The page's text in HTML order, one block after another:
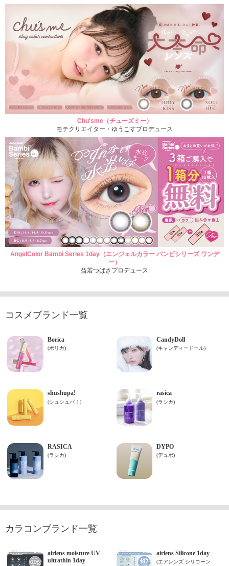
Chu'sme（チューズミー）
モテクリエイター・ゆうこすプロデュース
AngelColor Bambi Series 1day（エンジェルカラー バンビシリーズ ワンデ
ー）
益若つばさプロデュース
コスメブランド一覧
カラコンブランド一覧